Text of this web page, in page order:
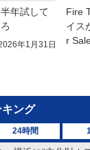
年試して
年1月31日
Fire
イス
r Sale
ング
24時間